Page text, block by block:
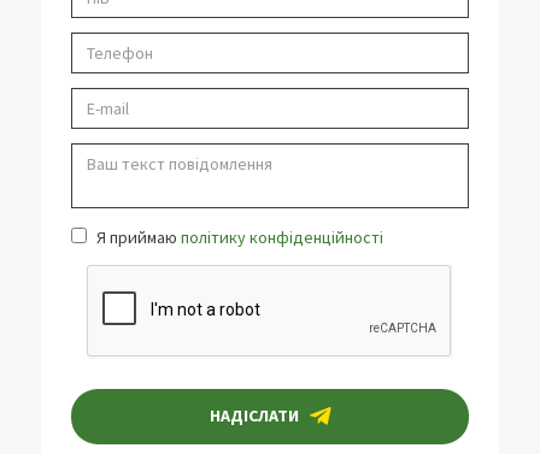
Я приймаю політику конфіденційності